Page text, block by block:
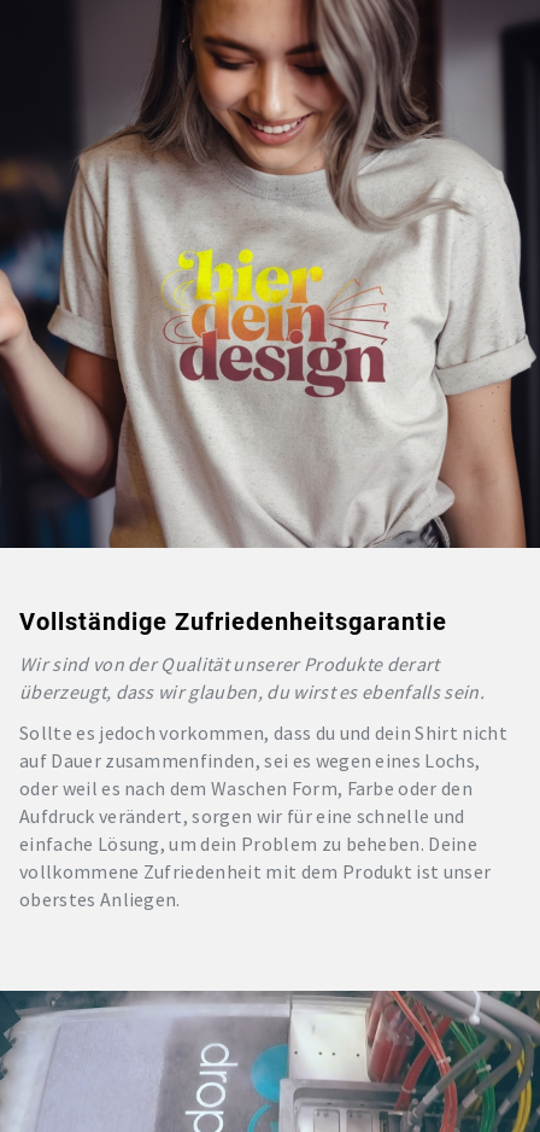
Vollständige Zufriedenheitsgarantie
Wir sind von der Qualität unserer Produkte derart
überzeugt, dass wir glauben, du wirst es ebenfalls sein.
Sollte es jedoch vorkommen, dass du und dein Shirt nicht
auf Dauer zusammenfinden, sei es wegen eines Lochs,
oder weil es nach dem Waschen Form, Farbe oder den
Aufdruck verändert, sorgen wir für eine schnelle und
einfache Lösung, um dein Problem zu beheben. Deine
vollkommene Zufriedenheit mit dem Produkt ist unser
oberstes Anliegen.